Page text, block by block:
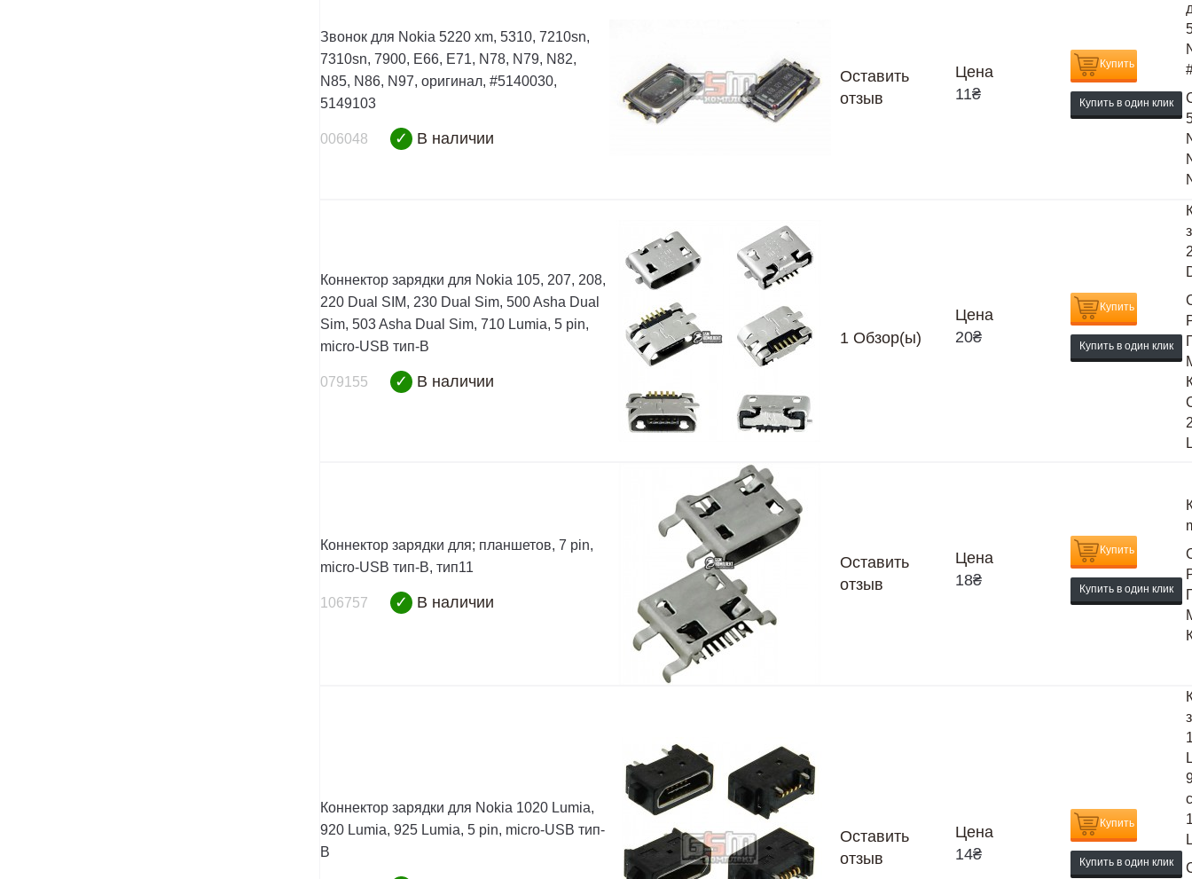
Звонок для Nokia 5220 xm, 5310, 7210sn,
7310sn, 7900, E66, E71, N78, N79, N82,
N85, N86, N97, оригинал, #5140030,
5149103
006048 ✓ В наличии
Оставить
отзыв
Цена
11₴
Купить
Купить в один клик
Коннектор зарядки для Nokia 105, 207, 208,
220 Dual SIM, 230 Dual Sim, 500 Asha Dual
Sim, 503 Asha Dual Sim, 710 Lumia, 5 pin,
micro-USB тип-B
079155 ✓ В наличии
1 Обзор(ы)
Цена
20₴
Купить
Купить в один клик
Коннектор зарядки для; планшетов, 7 pin,
micro-USB тип-B, тип11
106757 ✓ В наличии
Оставить
отзыв
Цена
18₴
Купить
Купить в один клик
Коннектор зарядки для Nokia 1020 Lumia,
920 Lumia, 925 Lumia, 5 pin, micro-USB тип-
B
Оставить
отзыв
Цена
14₴
Купить
Купить в один клик